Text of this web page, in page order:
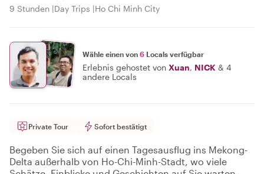
9 Stunden Day Trips Ho Chi Minh City
Wähle einen von 6 Locals verfügbar
Erlebnis gehostet von Xuan, NICK & 4
andere Locals
Private Tour Sofort bestätigt
Begeben Sie sich auf einen Tagesausflug ins Mekong-
Delta außerhalb von Ho-Chi-Minh-Stadt, wo viele